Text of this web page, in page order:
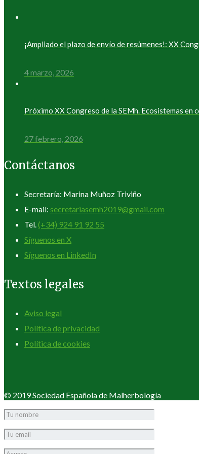
¡Ampliado el plazo de envío de resúmenes!: XX
4 marzo, 2026
Próximo XX Congreso de la SEMh. Ecosistemas
27 febrero, 2026
Contáctanos
Secretaría: Marina Muñoz Triviño
E-mail: secretariasemh2019@gmail.com
Tel. (+34) 924 91 92 55
Síguenos en X
Síguenos en LinkedIn
Textos legales
Aviso legal
Política de privacidad
Política de cookies
© 2019 Sociedad Española de Malherbología